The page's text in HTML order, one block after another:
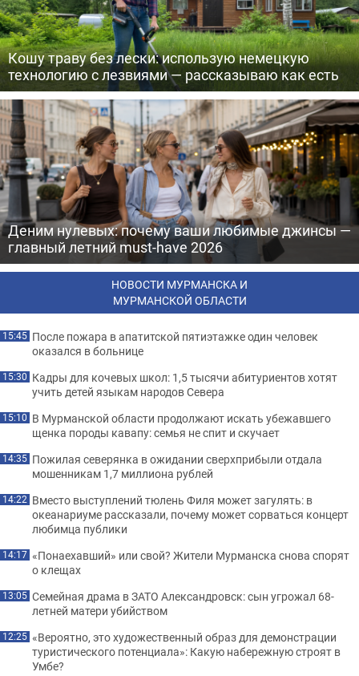
Кошу траву без лески: использую немецкую
технологию с лезвиями — рассказываю как есть
Деним нулевых: почему ваши любимые джинсы —
главный летний must-have 2026
НОВОСТИ МУРМАНСКА И
МУРМАНСКОЙ ОБЛАСТИ
15:45 После пожара в апатитской пятиэтажке один человек
оказался в больнице
15:30 Кадры для кочевых школ: 1,5 тысячи абитуриентов хотят
учить детей языкам народов Севера
15:10 В Мурманской области продолжают искать убежавшего
щенка породы кавапу: семья не спит и скучает
14:35 Пожилая северянка в ожидании сверхприбыли отдала
мошенникам 1,7 миллиона рублей
14:22 Вместо выступлений тюлень Филя может загулять: в
океанариуме рассказали, почему может сорваться концерт
любимца публики
14:17 «Понаехавший» или свой? Жители Мурманска снова спорят
о клещах
13:05 Семейная драма в ЗАТО Александровск: сын угрожал 68-
летней матери убийством
12:25 «Вероятно, это художественный образ для демонстрации
туристического потенциала»: Какую набережную строят в
Умбе?